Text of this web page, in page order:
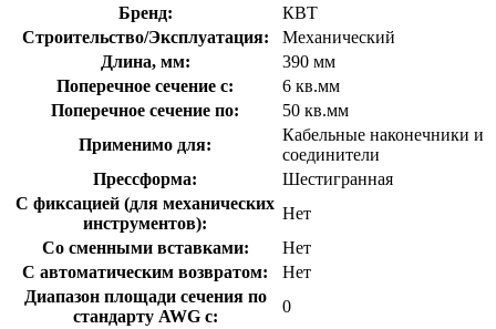
Бренд:
КВТ
Строительство/Эксплуатация:
Механический
Длина, мм:
390 мм
Поперечное сечение с:
6 кв.мм
Поперечное сечение по:
50 кв.мм
Применимо для:
Кабельные наконечники и
соединители
Прессформа:
Шестигранная
С фиксацией (для механических
инструментов):
Нет
Со сменными вставками:
Нет
С автоматическим возвратом:
Нет
Диапазон площади сечения по
стандарту AWG с:
0